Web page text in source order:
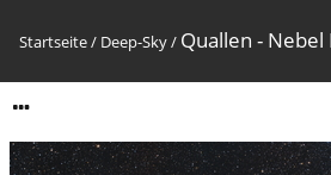
Startseite/ Deep-Sky/ Quallen - Nebel